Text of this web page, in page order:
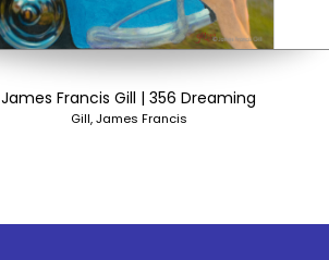
James Francis Gill | 356 Dreaming
Gill, James Francis